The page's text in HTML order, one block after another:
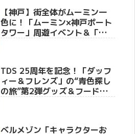
【神戸】街全体がムーミン一
色に！「ムーミン×神戸ポート
タワー」周遊イベント＆「ト
TDS 25周年を記念！「ダッフ
ィー＆フレンズ」の“青色探し
の旅”第2弾グッズ＆フードス
ベルメゾン「キャラクターお